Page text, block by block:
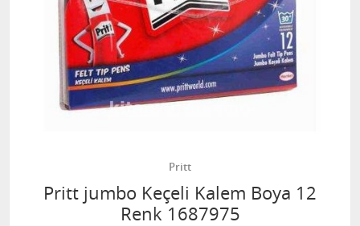
Pritt
Pritt jumbo Keçeli Kalem Boya 12
Renk 1687975